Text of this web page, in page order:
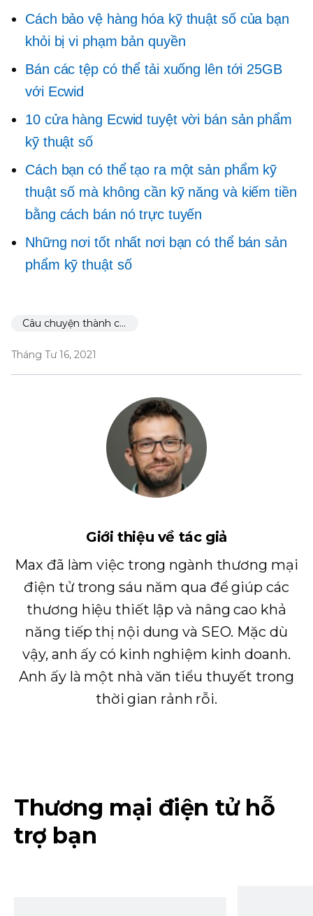
Cách bảo vệ hàng hóa kỹ thuật số của bạn
khỏi bị vi phạm bản quyền
Bán các tệp có thể tải xuống lên tới 25GB
với Ecwid
10 cửa hàng Ecwid tuyệt vời bán sản phẩm
kỹ thuật số
Cách bạn có thể tạo ra một sản phẩm kỹ
thuật số mà không cần kỹ năng và kiếm tiền
bằng cách bán nó trực tuyến
Những nơi tốt nhất nơi bạn có thể bán sản
phẩm kỹ thuật số
Câu chuyện thành công
Tháng Tư 16, 2021
Giới thiệu về tác giả
Max đã làm việc trong ngành thương mại
điện tử trong sáu năm qua để giúp các
thương hiệu thiết lập và nâng cao khả
năng tiếp thị nội dung và SEO. Mặc dù
vậy, anh ấy có kinh nghiệm kinh doanh.
Anh ấy là một nhà văn tiểu thuyết trong
thời gian rảnh rỗi.
Thương mại điện tử hỗ
trợ bạn